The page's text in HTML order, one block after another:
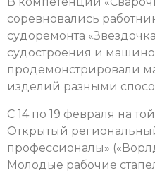
соревновались
судоремонта
судостроения и
продемонстрировали
изделий разными
С 14 по 19 февраля на
Открытый
профессионалы»
Молодые рабочие